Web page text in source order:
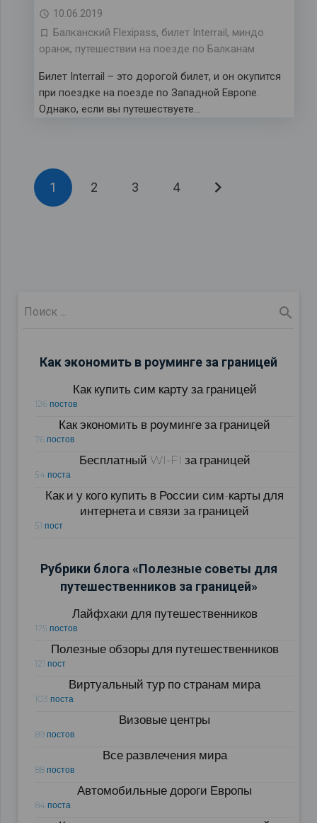
10.06.2019
Балканский Flexipass, билет Interrail, миндо
оранж, путешествии на поезде по Балканам
Билет Interrail – это дорогой билет, и он окупится
при поездке на поезде по Западной Европе.
Однако, если вы путешествуете…
1 2 3 4
Как экономить в роуминге за границей
Как купить сим карту за границей
126 постов
Как экономить в роуминге за границей
76 постов
Бесплатный WI-FI за границей
54 поста
Как и у кого купить в России сим-карты для
интернета и связи за границей
51 пост
Рубрики блога «Полезные советы для
путешественников за границей»
Лайфхаки для путешественников
175 постов
Полезные обзоры для путешественников
121 пост
Виртуальный тур по странам мира
103 поста
Визовые центры
89 постов
Все развлечения мира
88 постов
Автомобильные дороги Европы
84 поста